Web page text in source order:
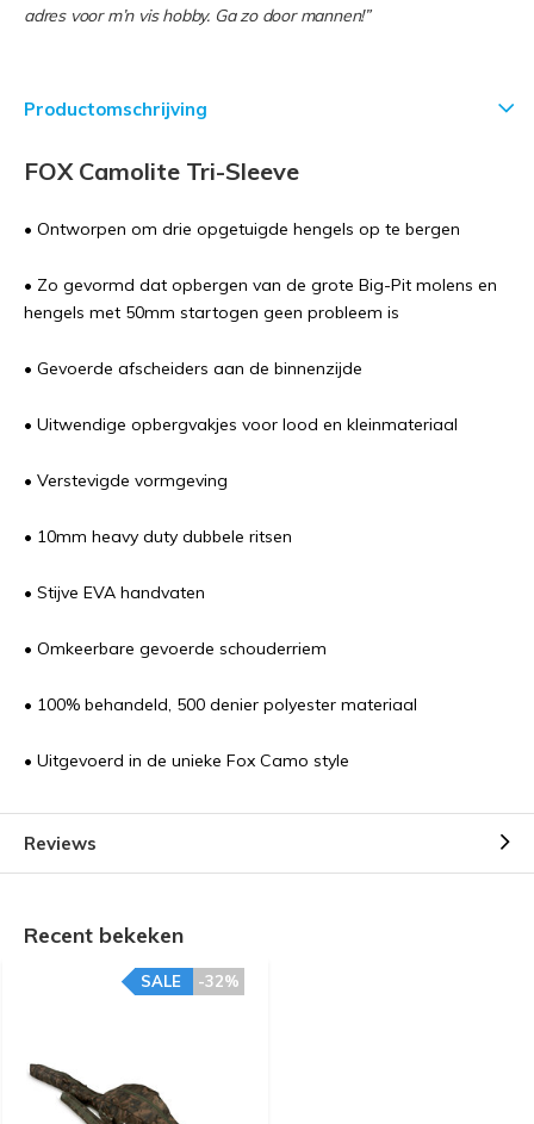
adres voor m’n vis hobby. Ga zo door mannen!”
Productomschrijving
FOX Camolite Tri-Sleeve
• Ontworpen om drie opgetuigde hengels op te bergen
• Zo gevormd dat opbergen van de grote Big-Pit molens en
hengels met 50mm startogen geen probleem is
• Gevoerde afscheiders aan de binnenzijde
• Uitwendige opbergvakjes voor lood en kleinmateriaal
• Verstevigde vormgeving
• 10mm heavy duty dubbele ritsen
• Stijve EVA handvaten
• Omkeerbare gevoerde schouderriem
• 100% behandeld, 500 denier polyester materiaal
• Uitgevoerd in de unieke Fox Camo style
Reviews
Recent bekeken
-32%
SALE